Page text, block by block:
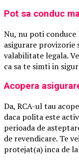
Pot sa conduc
Nu, nu poti conduce
asigurare
valabilitate legala.
ca sa te simti in
Acopera
Da, RCA-ul tau
daca polita este
perioada de
de revendicare. Te
protejat(a) inca de